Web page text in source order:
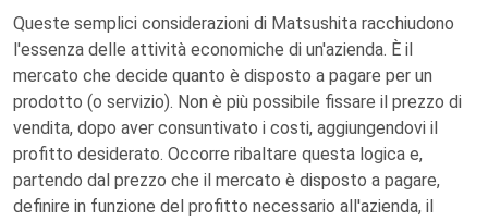
Queste semplici considerazioni di Matsushita racchiudono
l'essenza delle attività economiche di un'azienda. È il
mercato che decide quanto è disposto a pagare per un
prodotto (o servizio). Non è più possibile fissare il prezzo di
vendita, dopo aver consuntivato i costi, aggiungendovi il
profitto desiderato. Occorre ribaltare questa logica e,
partendo dal prezzo che il mercato è disposto a pagare,
definire in funzione del profitto necessario all'azienda, il